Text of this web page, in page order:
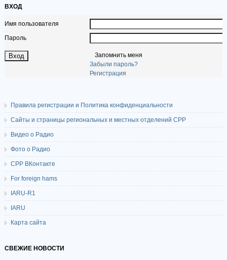
ВХОД
Имя пользователя
Пароль
Запомнить меня
Забыли пароль?
Регистрация
Правила регистрации и Политика конфиденциальности
Сайты и страницы региональных и местных отделений СРР
Видео о Радио
Фото о Радио
СРР ВКонтакте
For foreign hams
IARU-R1
IARU
Карта сайта
СВЕЖИЕ НОВОСТИ